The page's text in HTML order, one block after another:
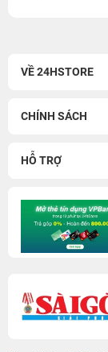
VỀ 24HSTORE
CHÍNH SÁCH
HỖ TRỢ